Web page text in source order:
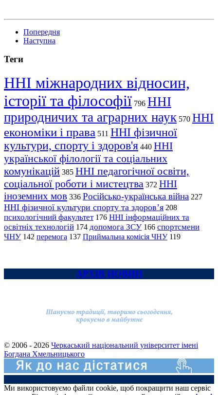
Попередня
Наступна
Теги
ННІ міжнародних відносин,
історії та філософії 796 ННІ
природничих та аграрних наук 570 ННІ
економіки і права 511 ННІ фізичної
культури, спорту і здоров'я 440 ННІ
української філології та соціальних
комунікацій 385 ННІ педагогічної освіти,
соціальної роботи і мистецтва 372 ННІ
іноземних мов 336 Російсько-українська війна 227
ННІ фізичної культури спорту та здоров’я 208
психологічний факультет 176 ННІ інформаційних та
освітніх технологій 174 допомога ЗСУ 166 спортсмени
ЧНУ 142 перемога 137 Приймальна комісія ЧНУ 119
АРХІВ НОВИН
© 2006 - 2026 Черкаський національний університет імені
Богдана Хмельницького
Ми використовуємо файли cookie, щоб покращити наш сервіс